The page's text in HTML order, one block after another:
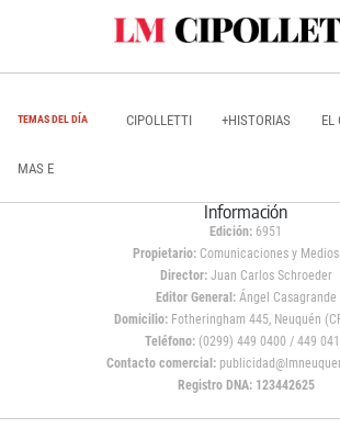
TEMAS DEL DÍA CIPOLLETTI +HISTORIAS EL
MAS E
Información
Edición: 6951
Propietario:Comunicaciones y Medios
Director: Juan Carlos Schroeder
Editor General:Ángel Casagrande
Domicilio:Fotheringham 445, Neuquén
Teléfono: (0299) 449 0400 / 449
Contacto comercial:
Registro DNA: 123442625